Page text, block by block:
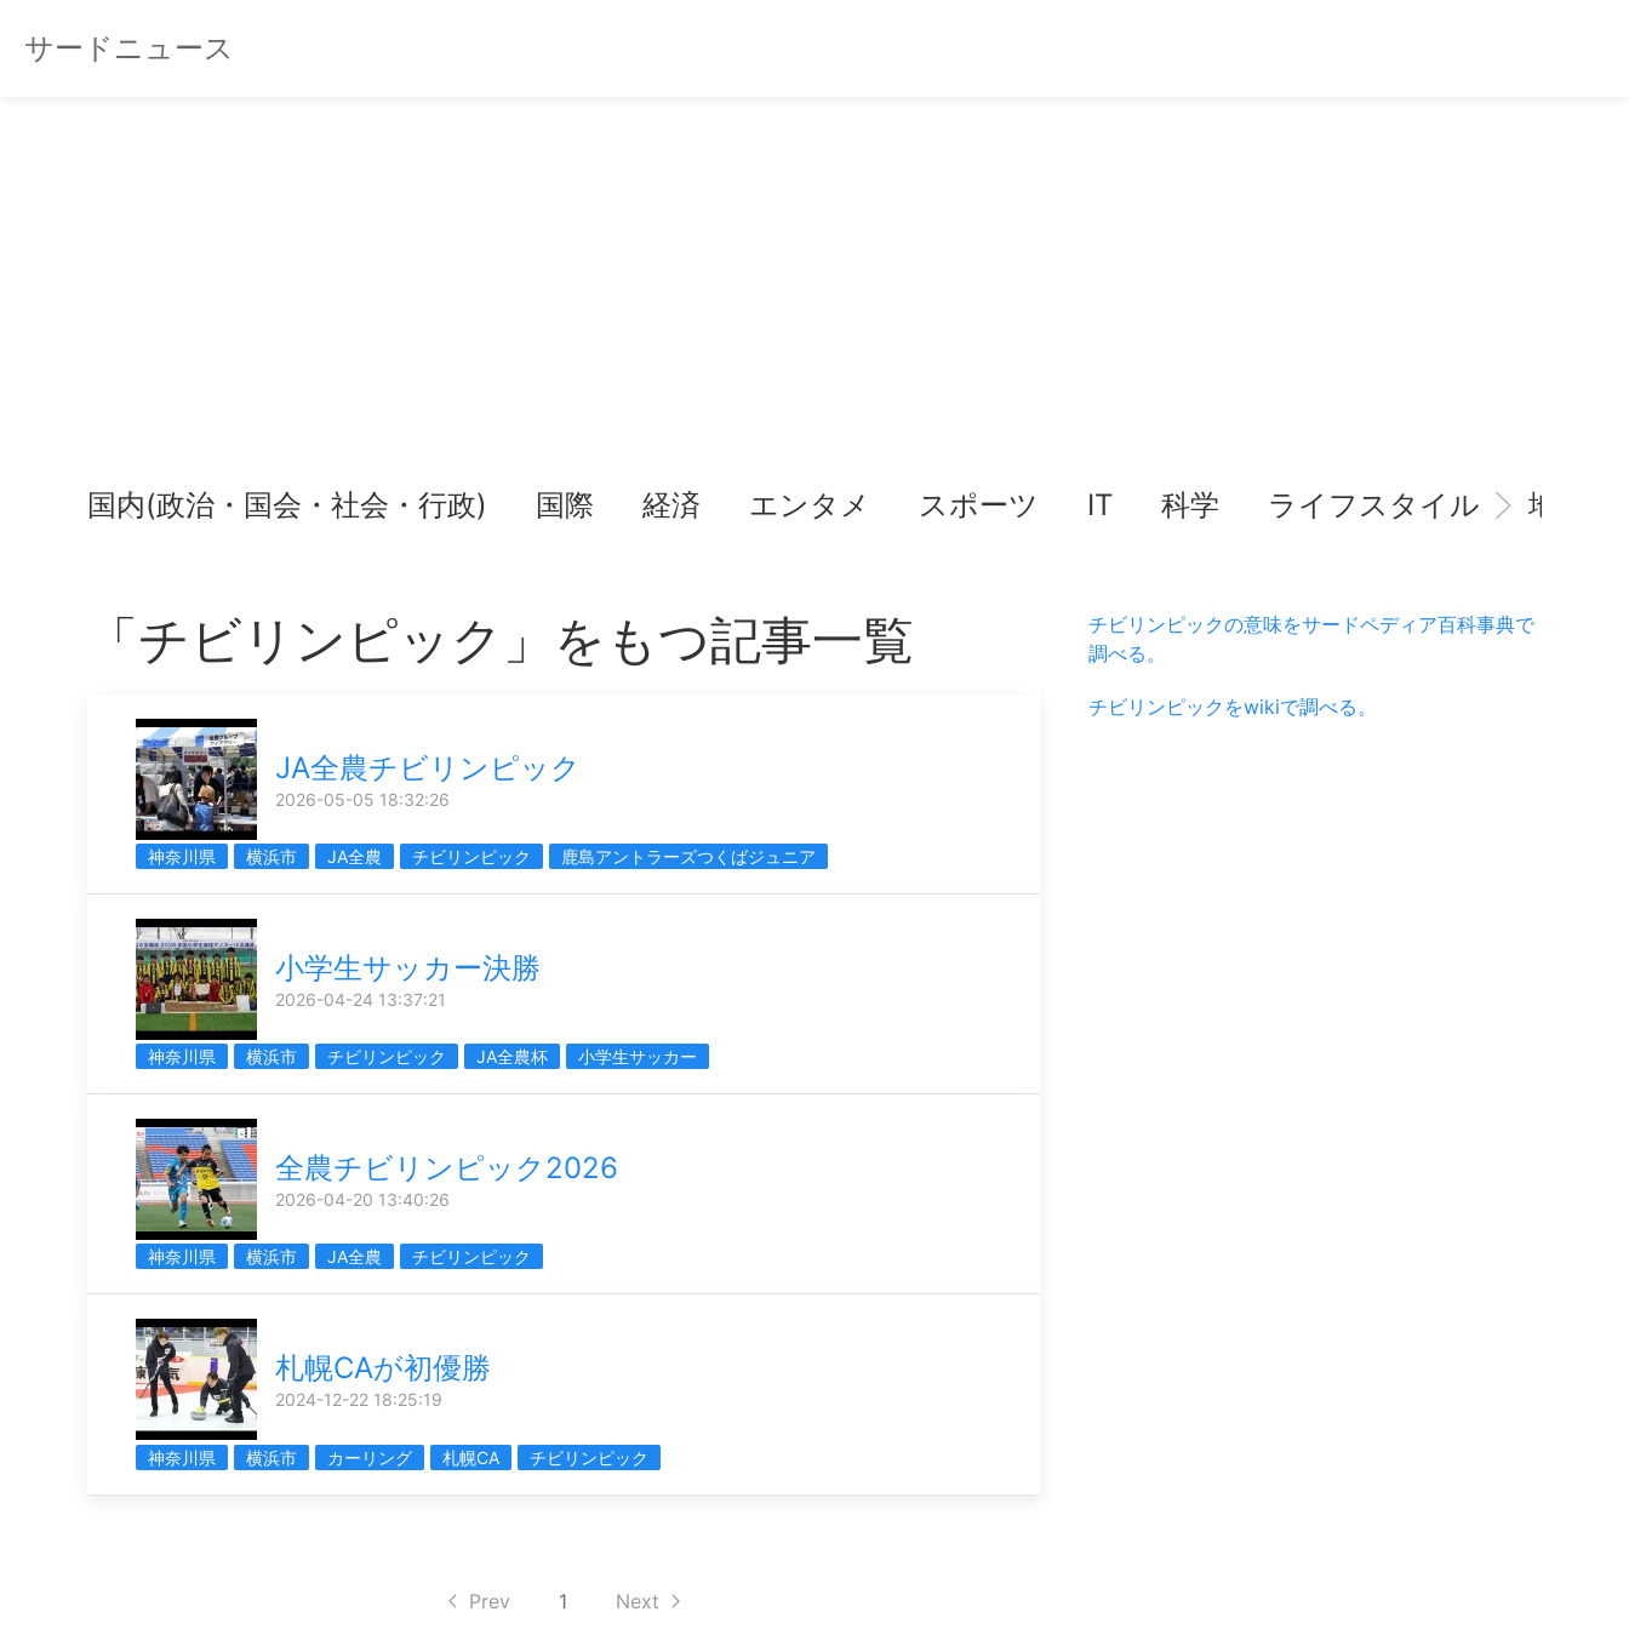
サードニュース
国内(政治・国会・社会・行政) 国際 経済 エンタメ スポーツ IT 科学 ライフスタイル 地域情
「チビリンピック」をもつ記事一覧
JA全農チビリンピック
2026-05-05 18:32:26
神奈川県 横浜市 JA全農 チビリンピック 鹿島アントラーズつくばジュニア
小学生サッカー決勝
2026-04-24 13:37:21
神奈川県 横浜市 チビリンピック JA全農杯 小学生サッカー
全農チビリンピック2026
2026-04-20 13:40:26
神奈川県 横浜市 JA全農 チビリンピック
札幌CAが初優勝
2024-12-22 18:25:19
神奈川県 横浜市 カーリング 札幌CA チビリンピック
Prev 1 Next
チビリンピックの意味をサードペディア百科事典で
調べる。
チビリンピックをwikiで調べる。